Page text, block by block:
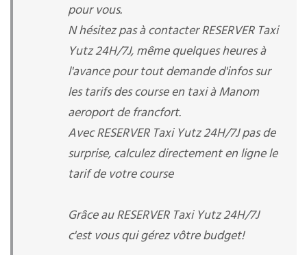
pour vous.
N hésitez pas à contacter RESERVER Taxi
Yutz 24H/7J, même quelques heures à
l'avance pour tout demande d'infos sur
les tarifs des course en taxi à Manom
aeroport de francfort.
Avec RESERVER Taxi Yutz 24H/7J pas de
surprise, calculez directement en ligne le
tarif de votre course
Grâce au RESERVER Taxi Yutz 24H/7J
c'est vous qui gérez vôtre budget!